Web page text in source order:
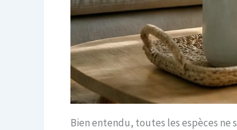
Bien entendu, toutes les espèces ne